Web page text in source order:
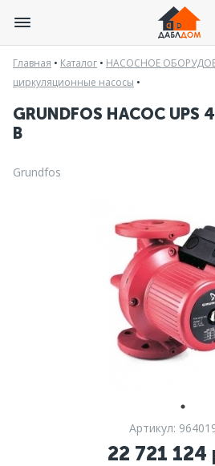
Главная • Каталог • НАСОСНОЕ
циркуляционные насосы •
GRUNDFOS НАСОС UPS
В
Grundfos
Артикул:
22 721 124